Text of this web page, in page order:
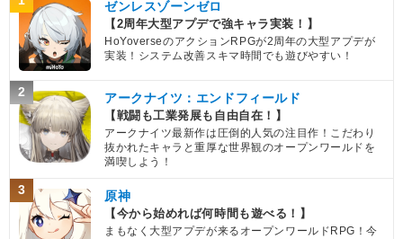
ゼンレスゾーンゼロ
【2周年大型アプデで強キャラ実装！】
HoYoverseのアクションRPGが2周年の大型アプデが
実装！システム改善スキマ時間でも遊びやすい！
2 アークナイツ：エンドフィールド
【戦闘も工業発展も自由自在！】
アークナイツ最新作は圧倒的人気の注目作！こだわり
抜かれたキャラと重厚な世界観のオープンワールドを
満喫しよう！
3 原神
【今から始めれば何時間も遊べる！】
まもなく大型アプデが来るオープンワールドRPG！今